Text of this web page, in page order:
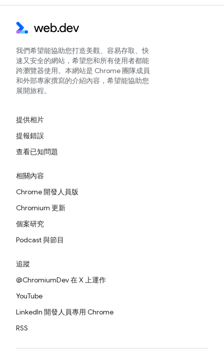
我們希望能協助您打造美觀、容易存取、快
速又安全的網站，希望您和所有使用者都能
跨瀏覽器使用。本網站是 Chrome 團隊成員
和外部專家撰寫的介紹內容，希望能協助您
展開旅程。
提供相片
提報錯誤
查看已知問題
相關內容
Chrome 開發人員版
Chromium 更新
個案研究
Podcast 與節目
追蹤
@ChromiumDev 在 X 上運作
YouTube
LinkedIn 開發人員專用 Chrome
RSS